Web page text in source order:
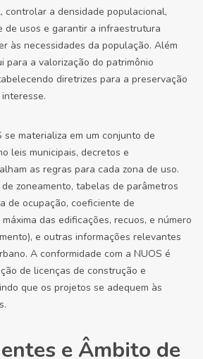
controlar a densidade populacional,
de usos e garantir a infraestrutura
às necessidades da população. Além
para a valorização do patrimônio
diretrizes para a preservação
se materializa em um conjunto de
leis municipais, decretos e
as regras para cada zona de uso.
zoneamento, tabelas de parâmetros
de ocupação, coeficiente de
das edificações, recuos, e número
e outras informações relevantes
A conformidade com a NUOS é
de licenças de construção e
que os projetos se adequem às
e Âmbito de